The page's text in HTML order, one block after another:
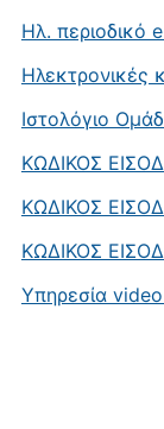
Ηλ. περιοδικό
Ηλεκτρονικές
Ιστολόγιο
ΚΩΔΙΚΟΣ
ΚΩΔΙΚΟΣ
ΚΩΔΙΚΟΣ
Υπηρεσία